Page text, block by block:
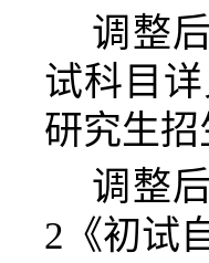
调整
试科目
研究生
调整
2 《初试